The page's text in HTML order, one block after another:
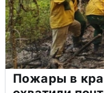
Пожары в